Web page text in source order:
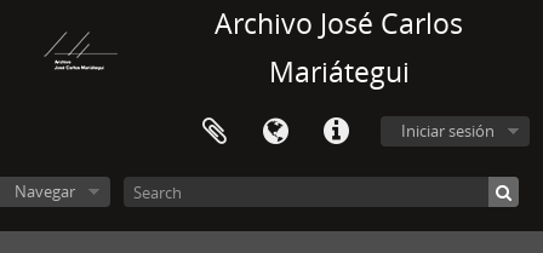
Archivo José Carlos
Mariátegui
Iniciar sesión
Navegar